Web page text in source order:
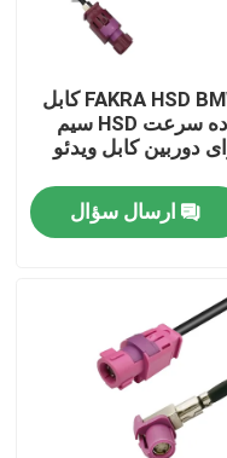
FAKRA HSD BMW کابل
داده سرعت HSD سیم
دوربین کابل ویدئو
ارسال سؤال